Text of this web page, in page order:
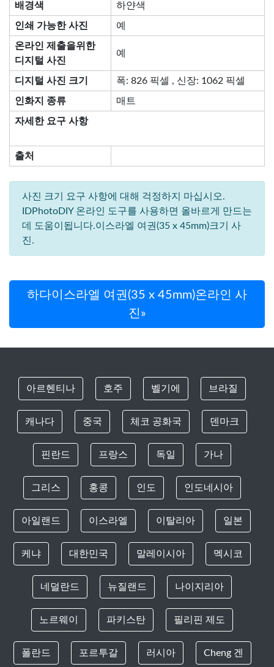
배경색 하얀색
인쇄 가능한 사진 예
온라인 제출을위한
디지털 사진
예
디지털 사진 크기 폭: 826 픽셀 , 신장: 1062 픽셀
인화지 종류 매트
자세한 요구 사항
출처
사진 크기 요구 사항에 대해 걱정하지 마십시오.
IDPhotoDIY 온라인 도구를 사용하면 올바르게 만드는
데 도움이됩니다.이스라엘 여권(35 x 45mm)크기 사
진.
하다이스라엘 여권(35 x 45mm)온라인 사
진»
아르헨티나 호주 벨기에 브라질
캐나다 중국 체코 공화국 덴마크
핀란드 프랑스 독일 가나
그리스 홍콩 인도 인도네시아
아일랜드 이스라엘 이탈리아 일본
케냐 대한민국 말레이시아 멕시코
네덜란드 뉴질랜드 나이지리아
노르웨이 파키스탄 필리핀 제도
폴란드 포르투갈 러시아 Cheng 겐